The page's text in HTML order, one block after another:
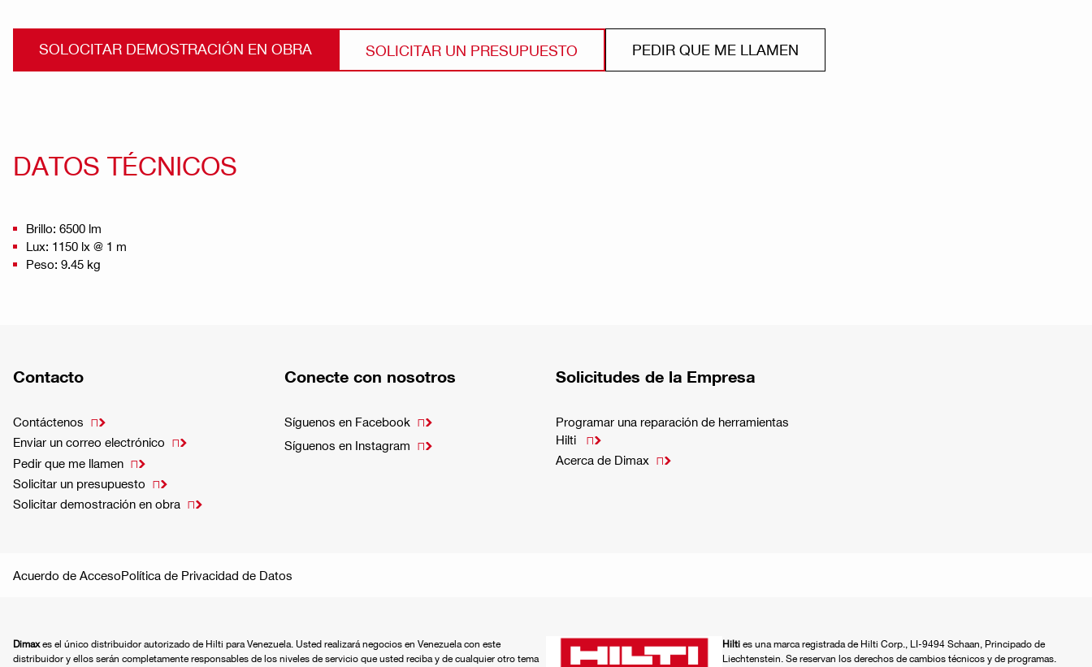
SOLOCITAR DEMOSTRACIÓN EN OBRA SOLICITAR UN PRESUPUESTO PEDIR QUE ME LLAMEN
DATOS TÉCNICOS
Brillo: 6500 lm
Lux: 1150 lx @ 1 m
Peso: 9.45 kg
Contacto
Contáctenos 
Enviar un correo electrónico 
Pedir que me llamen 
Solicitar un presupuesto 
Solicitar demostración en obra 
Conecte con nosotros
Síguenos en Facebook 
Síguenos en Instagram 
Solicitudes de la Empresa
Programar una reparación de herramientas
Hilti

Acerca de Dimax 
Acuerdo de AccesoPolítica de Privacidad de Datos
Dimaxes el único distribuidor autorizado de Hilti para Venezuela. Usted realizará negocios en Venezuela con este
distribuidor y ellos serán completamente responsables de los niveles de servicio que usted reciba y de cualquier otro tema
Hilties una marca registrada de Hilti Corp., LI-9494 Schaan, Principado de
Liechtenstein. Se reservan los derechos de cambios técnicos y de programas.